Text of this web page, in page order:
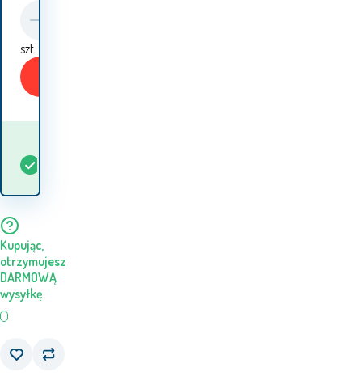
szt.
Kupując,
otrzymujesz
DARMOWĄ
wysyłkę